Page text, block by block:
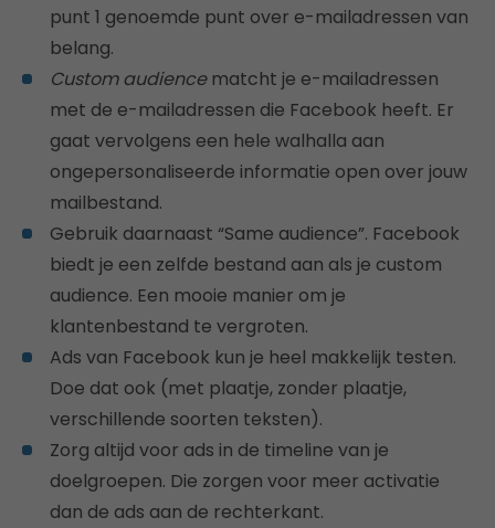
punt 1 genoemde punt over e-mailadressen van
belang.
Custom audiencematcht je e-mailadressen
met de e-mailadressen die Facebook heeft. Er
gaat vervolgens een hele walhalla aan
ongepersonaliseerde informatie open over jouw
mailbestand.
Gebruik daarnaast “Same audience”. Facebook
biedt je een zelfde bestand aan als je custom
audience. Een mooie manier om je
klantenbestand te vergroten.
Ads van Facebook kun je heel makkelijk testen.
Doe dat ook (met plaatje, zonder plaatje,
verschillende soorten teksten).
Zorg altijd voor ads in de timeline van je
doelgroepen. Die zorgen voor meer activatie
dan de ads aan de rechterkant.